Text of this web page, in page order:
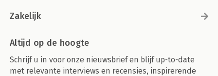
Zakelijk
Altijd op de hoogte
Schrijf u in voor onze nieuwsbrief en blijf up-to-date
met relevante interviews en recensies, inspirerende